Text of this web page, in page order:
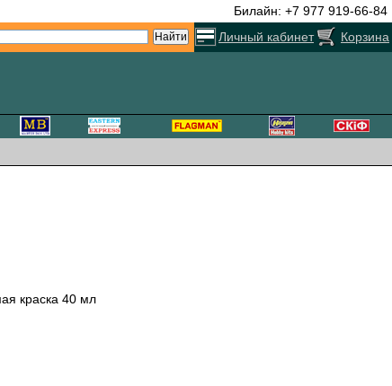
Билайн: +7 977 919-66-84
Личный кабинет
Корзина
краска 40 мл